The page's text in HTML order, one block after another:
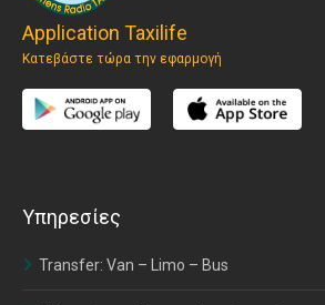
Application Taxilife
Κατεβάστε τώρα την εφαρμογή
Υπηρεσίες
Transfer: Van – Limo – Bus